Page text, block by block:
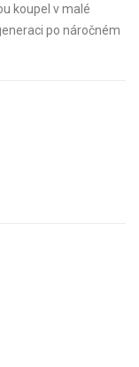
koupel v malé
po náročném